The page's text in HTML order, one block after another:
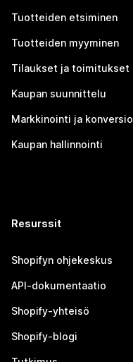
Tuotteiden etsiminen
Tuotteiden myyminen
Tilaukset ja toimitukset
Kaupan suunnittelu
Markkinointi ja konversio
Kaupan hallinnointi
Resurssit
Shopifyn ohjekeskus
API-dokumentaatio
Shopify-yhteisö
Shopify-blogi